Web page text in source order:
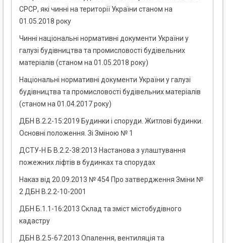
СРСР, які чинні на території України станом на
01.05.2018 року
Чинні національні нормативні документи України у
галузі будівництва та промисловості будівельних
матеріалів (станом на 01.05.2018 року)
Національні нормативні документи України у галузі
будівництва та промисловості будівельних матеріалів
(станом на 01.04.2017 року)
ДБН В.2.2-15:2019 Будинки і споруди. Житлові будинки.
Основні положення. Зі Зміною № 1
ДСТУ-Н Б В.2.2-38:2013 Настанова з улаштування
пожежних ліфтів в будинках та спорудах
Наказ від 20.09.2013 № 454 Про затвердження Зміни №
2 ДБН В.2.2-10-2001
ДБН Б.1.1-16:2013 Склад та зміст містобудівного
кадастру
ДБН В.2.5-67:2013 Опалення, вентиляція та